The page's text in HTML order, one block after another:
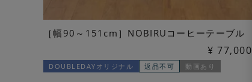
［幅90～151cm］NOBIRUコーヒーテーブル
¥ 77,000
DOUBLEDAYオリジナル
返品不可 動画あり